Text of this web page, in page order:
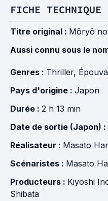
FICHE TECHNIQUE
Titre original : Môryô
Aussi connu sous le
Genres : Thriller,
Pays d'origine : Japon
Durée : 2 h 13 min
Date de sortie (Japon) :
Réalisateur : Masato
Scénaristes : Masato
Producteurs : Kiyoshi
Shibata